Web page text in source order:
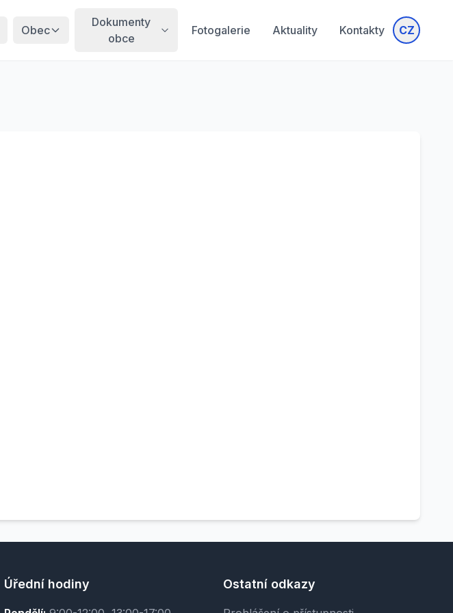
Obec
Dokumenty
obce
Fotogalerie Aktuality Kontakty CZ
Úřední hodiny Ostatní odkazy